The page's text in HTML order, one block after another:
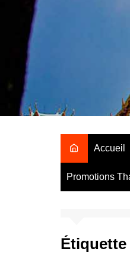
contenu
Accueil
Promotions
Étiquette